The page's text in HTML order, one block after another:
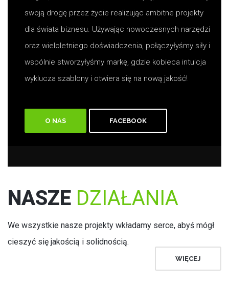
swoją drogę przez życie realizując ambitne projekty
dla świata biznesu. Używając nowoczesnych narzędzi
oraz wieloletniego doświadczenia, połączyłyśmy siły i
wspólnie stworzyłyśmy markę, gdzie kobieca intuicja
wyklucza szablony i otwiera się na nową jakość!
O NAS FACEBOOK
NASZE DZIAŁANIA
We wszystkie nasze projekty wkładamy serce, abyś mógł
cieszyć się jakością i solidnością.
WIĘCEJ